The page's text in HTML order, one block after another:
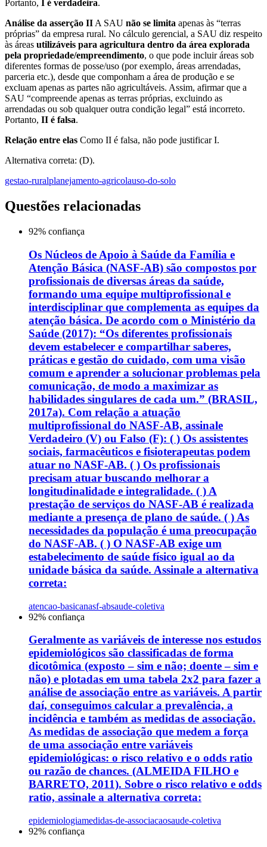
Portanto, I é verdadeira.
Análise da asserção II A SAU não se limita apenas às “terras
próprias” da empresa rural. No cálculo gerencial, a SAU diz respeito
às áreas utilizáveis para agricultura dentro da área explorada
pela propriedade/empreendimento, o que pode incluir áreas sob
diferentes formas de posse/uso (por exemplo, áreas arrendadas,
parceria etc.), desde que componham a área de produção e se
excluam apenas as partes não agricultáveis. Assim, afirmar que a
SAU “compreende apenas as terras próprias, excluindo as
arrendadas ou sob qualquer outra condição legal” está incorreto.
Portanto, II é falsa.
Relação entre elas Como II é falsa, não pode justificar I.
Alternativa correta: (D).
gestao-ruralplanejamento-agricolauso-do-solo
Questões relacionadas
92% confiança
Os Núcleos de Apoio à Saúde da Família e
Atenção Básica (NASF-AB) são compostos por
profissionais de diversas áreas da saúde,
formando uma equipe multiprofissional e
interdisciplinar que complementa as equipes da
atenção básica. De acordo com o Ministério da
Saúde (2017): “Os diferentes profissionais
devem estabelecer e compartilhar saberes,
práticas e gestão do cuidado, com uma visão
comum e aprender a solucionar problemas pela
comunicação, de modo a maximizar as
habilidades singulares de cada um.” (BRASIL,
2017a). Com relação a atuação
multiprofissional do NASF-AB, assinale
Verdadeiro (V) ou Falso (F): ( ) Os assistentes
sociais, farmacêuticos e fisioterapeutas podem
atuar no NASF-AB. ( ) Os profissionais
precisam atuar buscando melhorar a
longitudinalidade e integralidade. ( ) A
prestação de serviços do NASF-AB é realizada
mediante a presença de plano de saúde. ( ) As
necessidades da população é uma preocupação
do NASF-AB. ( ) O NASF-AB exige um
estabelecimento de saúde físico igual ao da
unidade básica da saúde. Assinale a alternativa
correta:
atencao-basicanasf-absaude-coletiva
92% confiança
Geralmente as variáveis de interesse nos estudos
epidemiológicos são classificadas de forma
dicotômica (exposto – sim e não; doente – sim e
não) e plotadas em uma tabela 2x2 para fazer a
análise de associação entre as variáveis. A partir
daí, conseguimos calcular a prevalência, a
incidência e também as medidas de associação.
As medidas de associação que medem a força
de uma associação entre variáveis
epidemiológicas: o risco relativo e o odds ratio
ou razão de chances. (ALMEIDA FILHO e
BARRETO, 2011). Sobre o risco relativo e odds
ratio, assinale a alternativa correta:
epidemiologiamedidas-de-associacaosaude-coletiva
92% confiança